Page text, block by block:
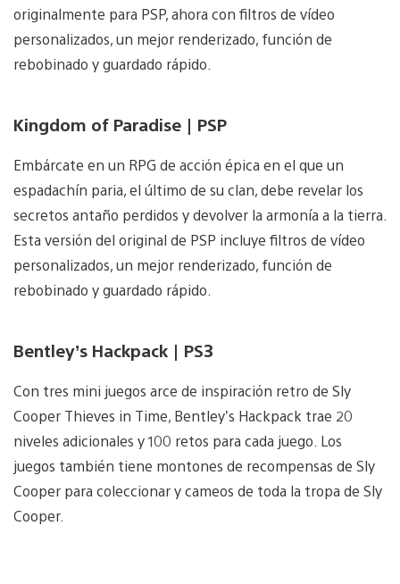
originalmente para PSP, ahora con filtros de vídeo
personalizados, un mejor renderizado, función de
rebobinado y guardado rápido.
Kingdom of Paradise | PSP
Embárcate en un RPG de acción épica en el que un
espadachín paria, el último de su clan, debe revelar los
secretos antaño perdidos y devolver la armonía a la tierra.
Esta versión del original de PSP incluye filtros de vídeo
personalizados, un mejor renderizado, función de
rebobinado y guardado rápido.
Bentley’s Hackpack | PS3
Con tres mini juegos arce de inspiración retro de Sly
Cooper Thieves in Time, Bentley’s Hackpack trae 20
niveles adicionales y 100 retos para cada juego. Los
juegos también tiene montones de recompensas de Sly
Cooper para coleccionar y cameos de toda la tropa de Sly
Cooper.